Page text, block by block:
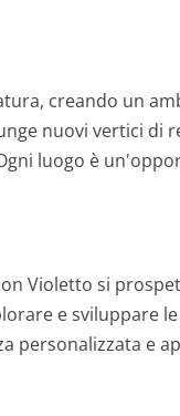
creando un
nuovi vertici di
luogo è
Violetto si
e sviluppare
personalizzata e